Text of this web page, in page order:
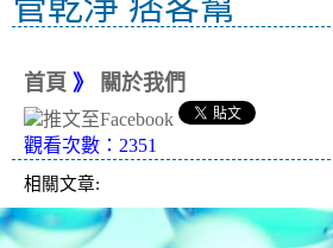
首頁 》 關於我們
觀看次數：2351
相關文章: